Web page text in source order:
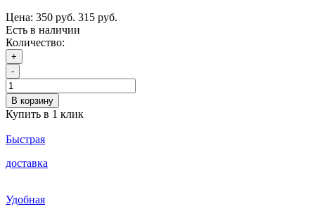
Цена: 350 руб. 315 руб.
Есть в наличии
Количество:
+
-
В корзину
Купить в 1 клик
Быстрая
доставка
Удобная